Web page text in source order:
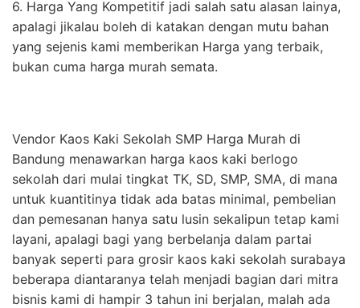
6. Harga Yang Kompetitif jadi salah satu alasan lainya,
apalagi jikalau boleh di katakan dengan mutu bahan
yang sejenis kami memberikan Harga yang terbaik,
bukan cuma harga murah semata.
Vendor Kaos Kaki Sekolah SMP Harga Murah di
Bandung menawarkan harga kaos kaki berlogo
sekolah dari mulai tingkat TK, SD, SMP, SMA, di mana
untuk kuantitinya tidak ada batas minimal, pembelian
dan pemesanan hanya satu lusin sekalipun tetap kami
layani, apalagi bagi yang berbelanja dalam partai
banyak seperti para grosir kaos kaki sekolah surabaya
beberapa diantaranya telah menjadi bagian dari mitra
bisnis kami di hampir 3 tahun ini berjalan, malah ada